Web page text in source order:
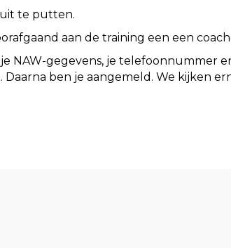
uit te putten.
aan de training een een
NAW-gegevens, je
ben je aangemeld. We kijken